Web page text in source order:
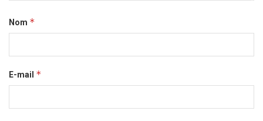
Nom *
E-mail *